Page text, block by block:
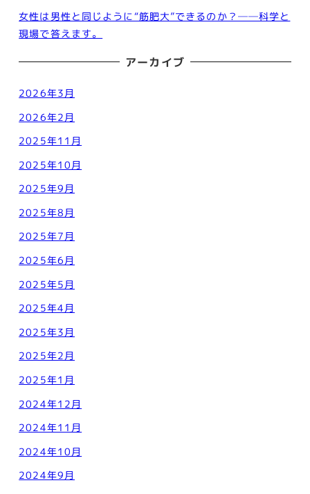
女性は男性と同じように“筋肥大”できるのか？──科学と
現場で答えます。
アーカイブ
2026年3月
2026年2月
2025年11月
2025年10月
2025年9月
2025年8月
2025年7月
2025年6月
2025年5月
2025年4月
2025年3月
2025年2月
2025年1月
2024年12月
2024年11月
2024年10月
2024年9月